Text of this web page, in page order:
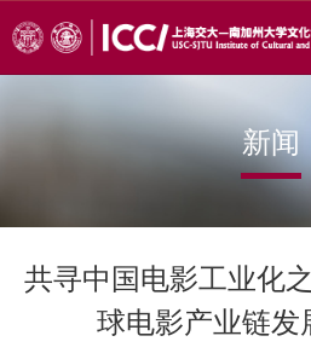
新闻
共寻中国电影工业化
球电影产业链发